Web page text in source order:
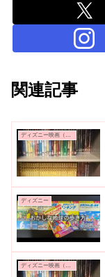
関連記事
ディズニー映画（アニメーション）
ディズニー
ディズニー映画（アニメーション）